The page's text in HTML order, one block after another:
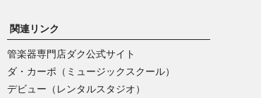
関連リンク
管楽器専門店ダク公式サイト
ダ・カーポ（ミュージックスクール）
デビュー（レンタルスタジオ）